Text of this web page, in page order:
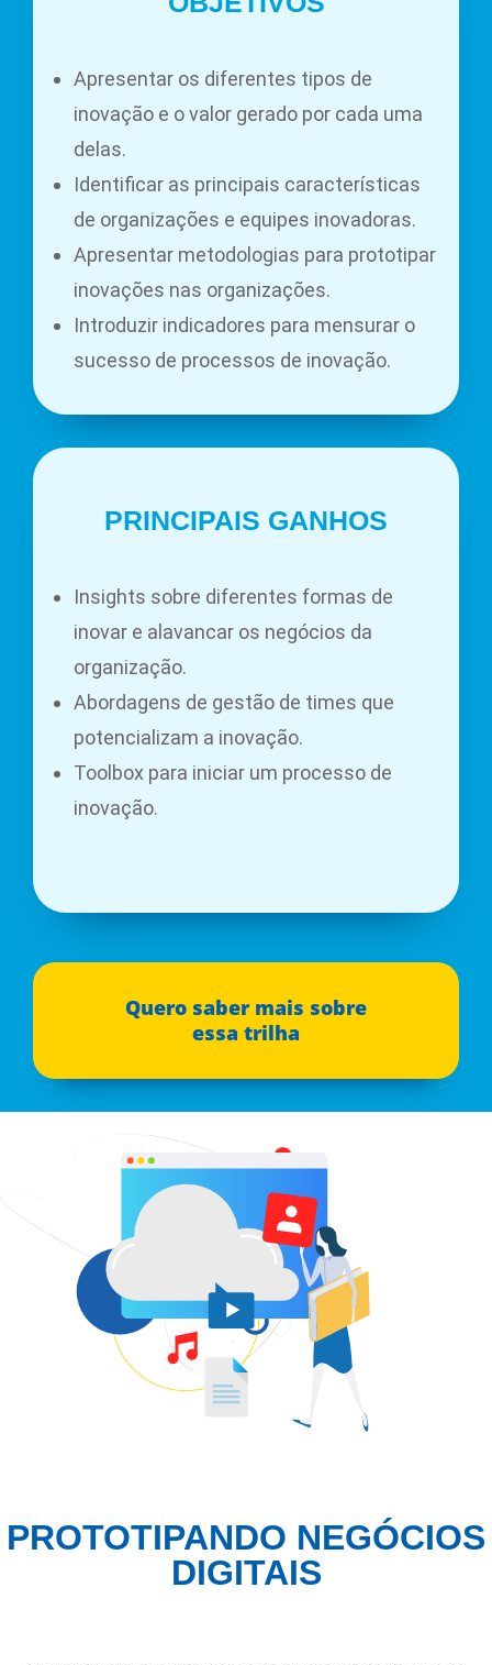
Apresentar os diferentes tipos de
inovação e o valor gerado por cada uma
delas.
Identificar as principais características
de organizações e equipes inovadoras.
Apresentar metodologias para prototipar
inovações nas organizações.
Introduzir indicadores para mensurar o
sucesso de processos de inovação.
PRINCIPAIS GANHOS
Insights sobre diferentes formas de
inovar e alavancar os negócios da
organização.
Abordagens de gestão de times que
potencializam a inovação.
Toolbox para iniciar um processo de
inovação.
Quero saber mais sobre
essa trilha
PROTOTIPANDO NEGÓCIOS
DIGITAIS